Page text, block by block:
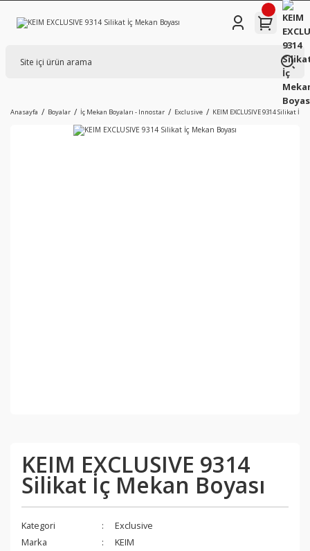
Anasayfa Boyalar İç Mekan Boyaları - Innostar Exclusive KEIM EXCLUSIVE 9314 Silikat İç
KEIM EXCLUSIVE 9314
Silikat İç Mekan Boyası
Kategori
Exclusive
Marka
KEIM